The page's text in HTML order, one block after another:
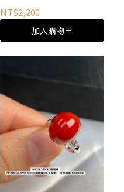
NT$2,200
加入購物車